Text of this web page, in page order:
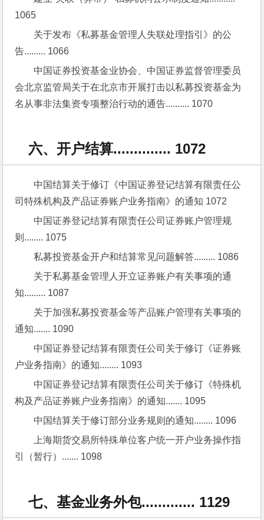
1065
关于发布《私募基金管理人失联处理指引》的公
告......... 1066
中国证券投资基金业协会、中国证券监督管理委员
会北京监管局关于在北京市开展打击以私募投资基金为
名从事非法集资专项整治行动的通告.......... 1070
六、开户结算.............. 1072
中国结算关于修订《中国证券登记结算有限责任公
司特殊机构及产品证券账户业务指南》的通知 1072
中国证券登记结算有限责任公司证券账户管理规
则........ 1075
私募投资基金开户和结算常见问题解答......... 1086
关于私募基金管理人开立证券账户有关事项的通
知......... 1087
关于加强私募投资基金等产品账户管理有关事项的
通知....... 1090
中国证券登记结算有限责任公司关于修订《证券账
户业务指南》的通知........ 1093
中国证券登记结算有限责任公司关于修订《特殊机
构及产品证券账户业务指南》的通知....... 1095
中国结算关于修订部分业务规则的通知........ 1096
上海期货交易所特殊单位客户统一开户业务操作指
引（暂行）....... 1098
七、基金业务外包............. 1129